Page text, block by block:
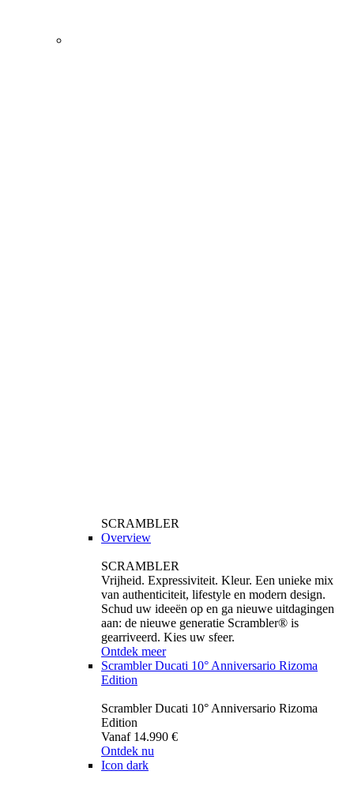
SCRAMBLER
Overview
SCRAMBLER
Vrijheid. Expressiviteit. Kleur. Een unieke mix
van authenticiteit, lifestyle en modern design.
Schud uw ideeën op en ga nieuwe uitdagingen
aan: de nieuwe generatie Scrambler® is
gearriveerd. Kies uw sfeer.
Ontdek meer
Scrambler Ducati 10° Anniversario Rizoma
Edition
Scrambler Ducati 10° Anniversario Rizoma
Edition
Vanaf 14.990 €
Ontdek nu
Icon dark